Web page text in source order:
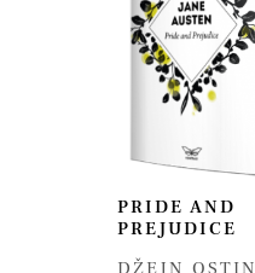
PRIDE AND
PREJUDICE